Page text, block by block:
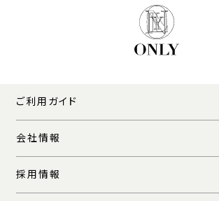
ご利用ガイド
会社情報
採用情報